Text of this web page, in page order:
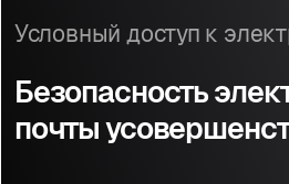
Условный доступ к
Безопасность
почты